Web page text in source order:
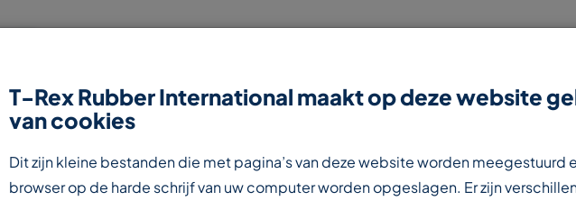
OVER T-REX
T-Rex Rubber International maakt op deze website
van cookies
Dit zijn kleine bestanden die met pagina’s van deze website worden meegestuurd
browser op de harde schrijf van uw computer worden opgeslagen. Er zijn